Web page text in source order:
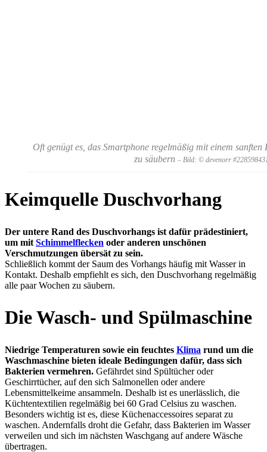
Oft genügt es, das Smartphone regelmäßig mit einem
zu säubern – Bild: © devenorr
Keimquelle Duschvorhang
Der untere Rand des Duschvorhangs ist dafür prädestiniert,
um mit Schimmelflecken oder anderen unschönen
Verschmutzungen übersät zu sein.
Schließlich kommt der Saum des Vorhangs häufig mit Wasser in
Kontakt. Deshalb empfiehlt es sich, den Duschvorhang regelmäßig
alle paar Wochen zu säubern.
Die Wasch- und Spülmaschine
Niedrige Temperaturen sowie ein feuchtes Klima rund um die
Waschmaschine bieten ideale Bedingungen dafür, dass sich
Bakterien vermehren. Gefährdet sind Spültücher oder
Geschirrtücher, auf den sich Salmonellen oder andere
Lebensmittelkeime ansammeln. Deshalb ist es unerlässlich, die
Küchtentextilien regelmäßig bei 60 Grad Celsius zu waschen.
Besonders wichtig ist es, diese Küchenaccessoires separat zu
waschen. Andernfalls droht die Gefahr, dass Bakterien im Wasser
verweilen und sich im nächsten Waschgang auf andere Wäsche
übertragen.